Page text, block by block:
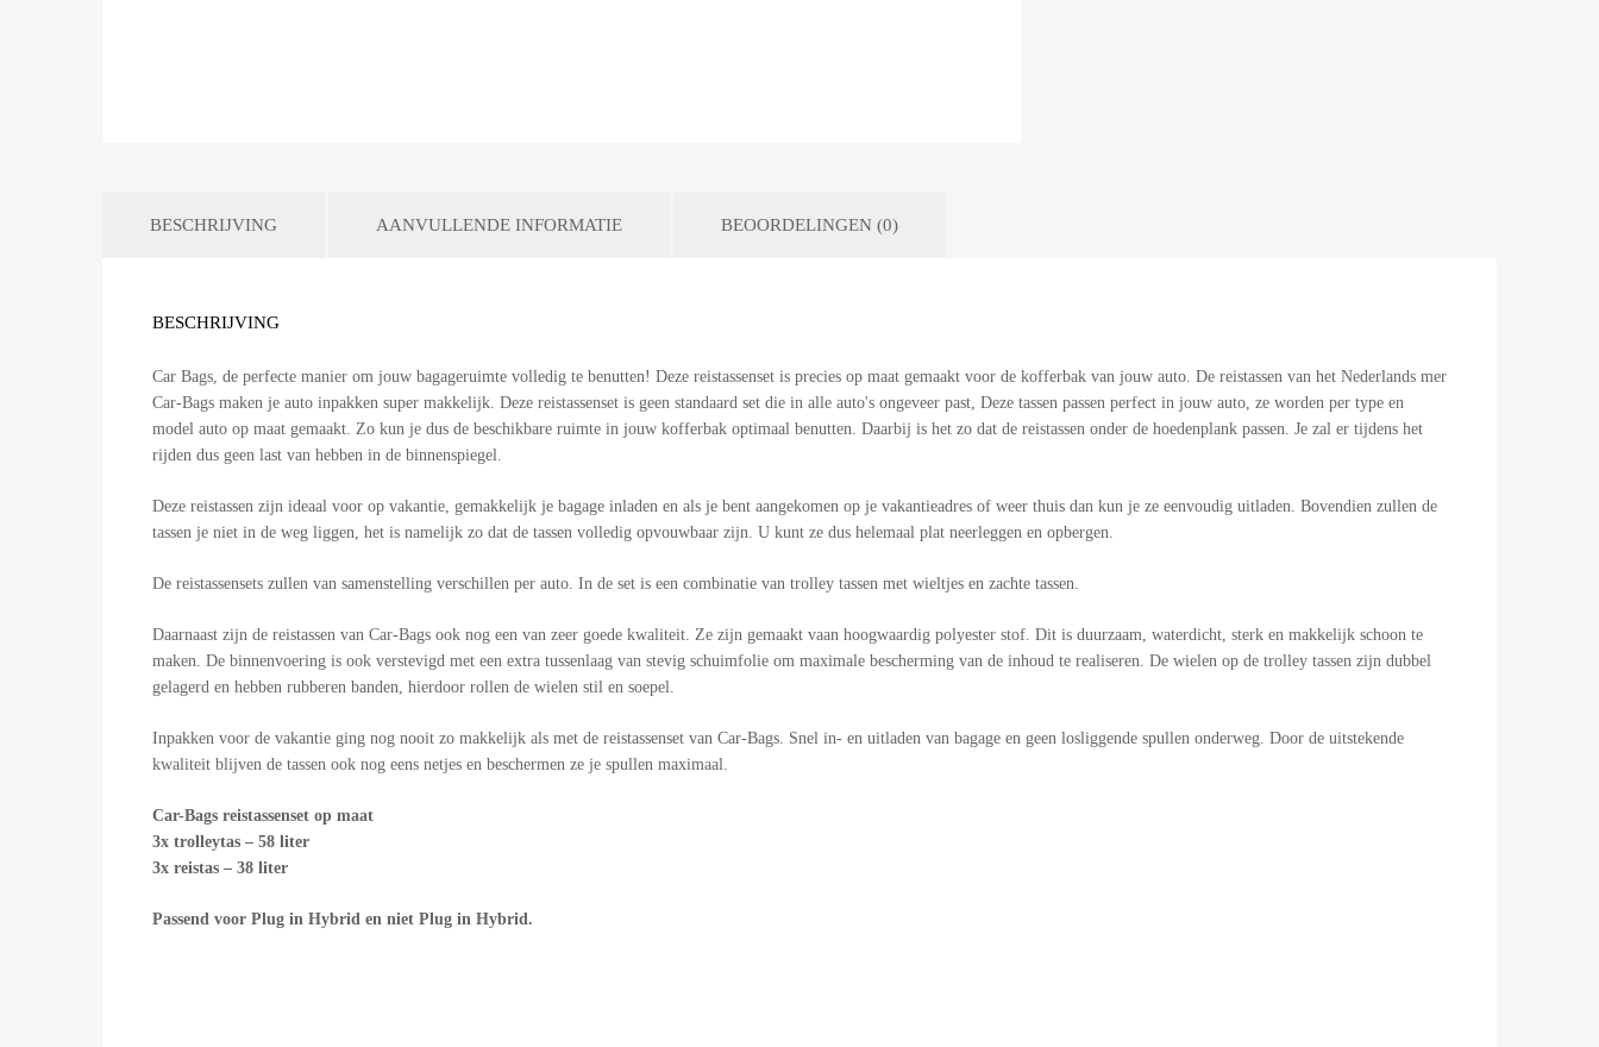
BESCHRIJVING AANVULLENDE INFORMATIE BEOORDELINGEN (0)
BESCHRIJVING
Car Bags, de perfecte manier om jouw bagageruimte volledig te benutten! Deze reistassenset is precies op maat gemaakt voor de kofferbak van jouw auto. De reistassen van het Nederlands mer
Car-Bags maken je auto inpakken super makkelijk. Deze reistassenset is geen standaard set die in alle auto's ongeveer past, Deze tassen passen perfect in jouw auto, ze worden per type en
model auto op maat gemaakt. Zo kun je dus de beschikbare ruimte in jouw kofferbak optimaal benutten. Daarbij is het zo dat de reistassen onder de hoedenplank passen. Je zal er tijdens het
rijden dus geen last van hebben in de binnenspiegel.
Deze reistassen zijn ideaal voor op vakantie, gemakkelijk je bagage inladen en als je bent aangekomen op je vakantieadres of weer thuis dan kun je ze eenvoudig uitladen. Bovendien zullen de
tassen je niet in de weg liggen, het is namelijk zo dat de tassen volledig opvouwbaar zijn. U kunt ze dus helemaal plat neerleggen en opbergen.
De reistassensets zullen van samenstelling verschillen per auto. In de set is een combinatie van trolley tassen met wieltjes en zachte tassen.
Daarnaast zijn de reistassen van Car-Bags ook nog een van zeer goede kwaliteit. Ze zijn gemaakt vaan hoogwaardig polyester stof. Dit is duurzaam, waterdicht, sterk en makkelijk schoon te
maken. De binnenvoering is ook verstevigd met een extra tussenlaag van stevig schuimfolie om maximale bescherming van de inhoud te realiseren. De wielen op de trolley tassen zijn dubbel
gelagerd en hebben rubberen banden, hierdoor rollen de wielen stil en soepel.
Inpakken voor de vakantie ging nog nooit zo makkelijk als met de reistassenset van Car-Bags. Snel in- en uitladen van bagage en geen losliggende spullen onderweg. Door de uitstekende
kwaliteit blijven de tassen ook nog eens netjes en beschermen ze je spullen maximaal.
Car-Bags reistassenset op maat
3x trolleytas – 58 liter
3x reistas – 38 liter
Passend voor Plug in Hybrid en niet Plug in Hybrid.